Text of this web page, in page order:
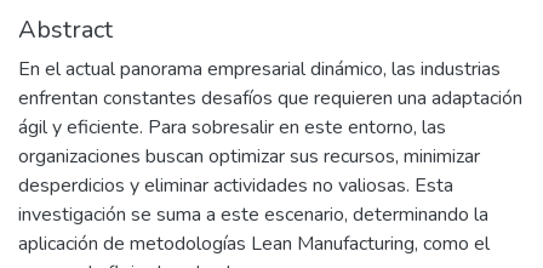
Abstract
En el actual panorama empresarial dinámico, las industrias
enfrentan constantes desafíos que requieren una adaptación
ágil y eficiente. Para sobresalir en este entorno, las
organizaciones buscan optimizar sus recursos, minimizar
desperdicios y eliminar actividades no valiosas. Esta
investigación se suma a este escenario, determinando la
aplicación de metodologías Lean Manufacturing, como el